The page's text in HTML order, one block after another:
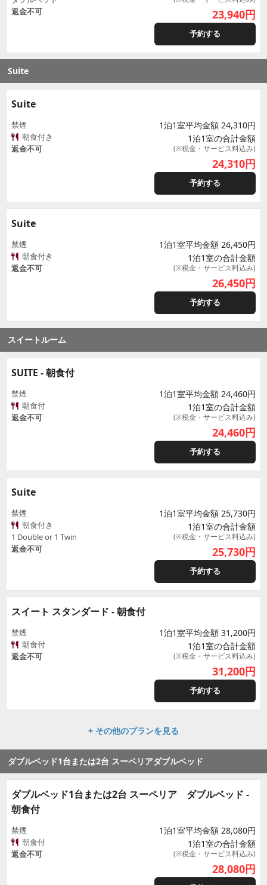
返金不可
23,940円
予約する
Suite
Suite
禁煙
朝食付き
返金不可
1泊1室平均金額 24,310円
1泊1室の合計金額
(※税金・サービス料込み)
24,310円
予約する
Suite
禁煙
朝食付き
返金不可
1泊1室平均金額 26,450円
1泊1室の合計金額
(※税金・サービス料込み)
26,450円
予約する
スイートルーム
SUITE - 朝食付
禁煙
朝食付
返金不可
1泊1室平均金額 24,460円
1泊1室の合計金額
(※税金・サービス料込み)
24,460円
予約する
Suite
禁煙
朝食付き
1 Double or 1 Twin
返金不可
1泊1室平均金額 25,730円
1泊1室の合計金額
(※税金・サービス料込み)
25,730円
予約する
スイート スタンダード - 朝食付
禁煙
朝食付
返金不可
1泊1室平均金額 31,200円
1泊1室の合計金額
(※税金・サービス料込み)
31,200円
予約する
+ その他のプランを見る
ダブルベッド1台または2台 スーペリアダブルベッド
ダブルベッド1台または2台 スーペリア ダブルベッド -
朝食付
禁煙
朝食付
返金不可
1泊1室平均金額 28,080円
1泊1室の合計金額
(※税金・サービス料込み)
28,080円